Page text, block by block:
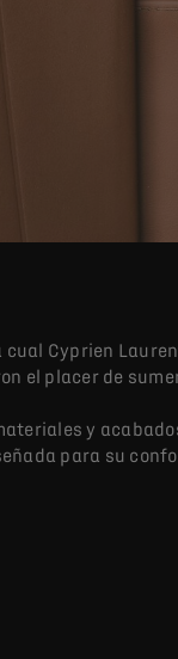
Cyprien
el placer de
y
para su